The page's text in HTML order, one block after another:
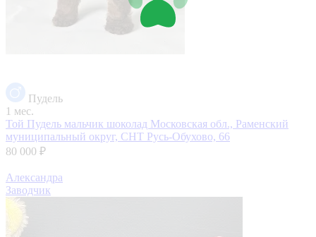
Пудель
1 мес.
Той Пудель мальчик шоколад Московская обл., Раменский
муниципальный округ, СНТ Русь-Обухово, 66
80 000 ₽
Александра
Заводчик